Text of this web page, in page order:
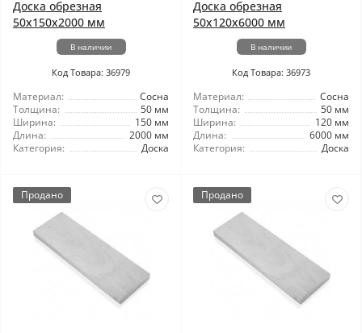
Доска обрезная
50x150x2000 мм
В наличии
Код Товара: 36979
Материал:
Сосна
Толщина:
50 мм
Ширина:
150 мм
Длина:
2000 мм
Категория:
Доска
Доска обрезная
50x120x6000 мм
В наличии
Код Товара: 36973
Материал:
Сосна
Толщина:
50 мм
Ширина:
120 мм
Длина:
6000 мм
Категория:
Доска
Продано Продано